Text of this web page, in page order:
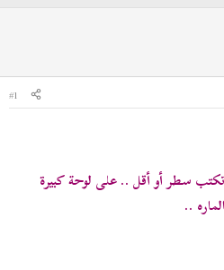
#1
سطر أو أقل .. على لوحة كبيرة
..